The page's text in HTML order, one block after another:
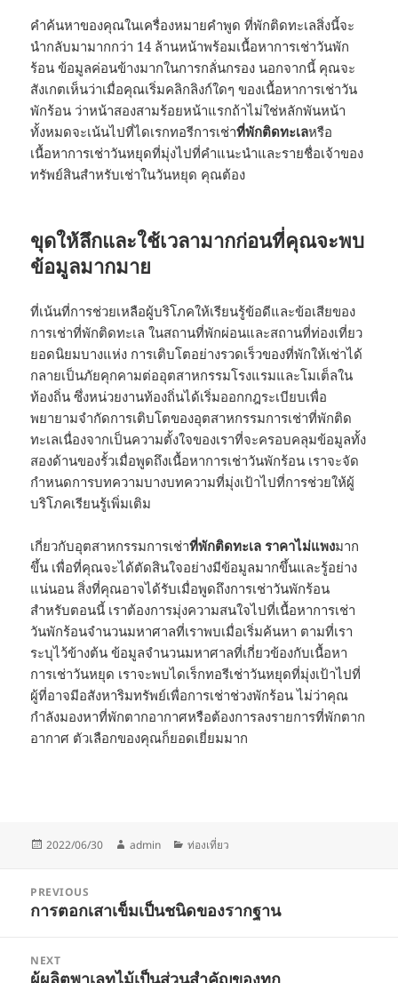
คำค้นหาของคุณในเครื่องหมายคำพูด ที่พักติดทะเลสิ่งนี้จะ
นำกลับมามากกว่า 14 ล้านหน้าพร้อมเนื้อหาการเช่าวันพัก
ร้อน ข้อมูลค่อนข้างมากในการกลั่นกรอง นอกจากนี้ คุณจะ
สังเกตเห็นว่าเมื่อคุณเริ่มคลิกลิงก์ใดๆ ของเนื้อหาการเช่าวัน
พักร้อน ว่าหน้าสองสามร้อยหน้าแรกถ้าไม่ใช่หลักพันหน้า
ทั้งหมดจะเน้นไปที่ไดเรกทอรีการเช่าที่พักติดทะเลหรือ
เนื้อหาการเช่าวันหยุดที่มุ่งไปที่คำแนะนำและรายชื่อเจ้าของ
ทรัพย์สินสำหรับเช่าในวันหยุด คุณต้อง
ขุดให้ลึกและใช้เวลามากก่อนที่คุณจะพบ
ข้อมูลมากมาย
ที่เน้นที่การช่วยเหลือผู้บริโภคให้เรียนรู้ข้อดีและข้อเสียของ
การเช่าที่พักติดทะเล ในสถานที่พักผ่อนและสถานที่ท่องเที่ยว
ยอดนิยมบางแห่ง การเติบโตอย่างรวดเร็วของที่พักให้เช่าได้
กลายเป็นภัยคุกคามต่ออุตสาหกรรมโรงแรมและโมเต็ลใน
ท้องถิ่น ซึ่งหน่วยงานท้องถิ่นได้เริ่มออกกฎระเบียบเพื่อ
พยายามจำกัดการเติบโตของอุตสาหกรรมการเช่าที่พักติด
ทะเลเนื่องจากเป็นความตั้งใจของเราที่จะครอบคลุมข้อมูลทั้ง
สองด้านของรั้วเมื่อพูดถึงเนื้อหาการเช่าวันพักร้อน เราจะจัด
กำหนดการบทความบางบทความที่มุ่งเป้าไปที่การช่วยให้ผู้
บริโภคเรียนรู้เพิ่มเติม
เกี่ยวกับอุตสาหกรรมการเช่าที่พักติดทะเล ราคาไม่แพงมาก
ขึ้น เพื่อที่คุณจะได้ตัดสินใจอย่างมีข้อมูลมากขึ้นและรู้อย่าง
แน่นอน สิ่งที่คุณอาจได้รับเมื่อพูดถึงการเช่าวันพักร้อน
สำหรับตอนนี้ เราต้องการมุ่งความสนใจไปที่เนื้อหาการเช่า
วันพักร้อนจำนวนมหาศาลที่เราพบเมื่อเริ่มค้นหา ตามที่เรา
ระบุไว้ข้างต้น ข้อมูลจำนวนมหาศาลที่เกี่ยวข้องกับเนื้อหา
การเช่าวันหยุด เราจะพบไดเร็กทอรีเช่าวันหยุดที่มุ่งเป้าไปที่
ผู้ที่อาจมีอสังหาริมทรัพย์เพื่อการเช่าช่วงพักร้อน ไม่ว่าคุณ
กำลังมองหาที่พักตากอากาศหรือต้องการลงรายการที่พักตาก
อากาศ ตัวเลือกของคุณก็ยอดเยี่ยมมาก
Posted
2022/06/30 Author
admin Categories
ท่องเที่ยว
navigation
PREVIOUS
Previous
การตอกเสาเข็มเป็นชนิดของรากฐาน
NEXT
Next
ผู้ผลิตพาเลทไม้เป็นส่วนสำคัญของทุก